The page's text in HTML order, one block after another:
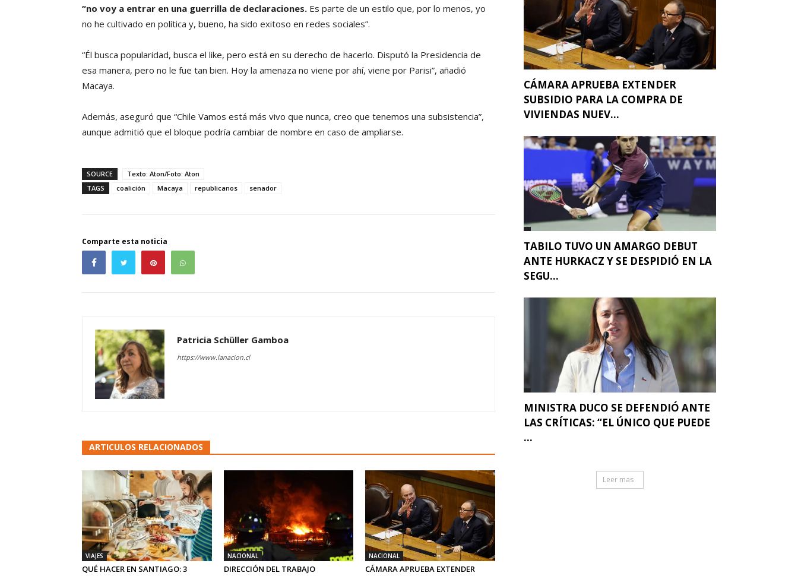
“no voy a entrar en una guerrilla de declaraciones. Es parte de un estilo que, por lo menos, yo
no he cultivado en política y, bueno, ha sido exitoso en redes sociales”.
“Él busca popularidad, busca el like, pero está en su derecho de hacerlo. Disputó la Presidencia de
esa manera, pero no le fue tan bien. Hoy la amenaza no viene por ahí, viene por Parisi”, añadió
Macaya.
Además, aseguró que “Chile Vamos está más vivo que nunca, creo que tenemos una subsistencia”,
aunque admitió que el bloque podría cambiar de nombre en caso de ampliarse.
SOURCE
Texto: Aton/Foto: Aton
TAGS
coalición Macaya republicanos senador
Comparte esta noticia
Patricia Schüller Gamboa
https://www.lanacion.cl
ARTICULOS RELACIONADOS
VIAJES
QUÉ HACER EN SANTIAGO: 3
NACIONAL
DIRECCIÓN DEL TRABAJO
NACIONAL
CÁMARA APRUEBA EXTENDER
CÁMARA APRUEBA EXTENDER
SUBSIDIO PARA LA COMPRA DE
VIVIENDAS NUEV...
TABILO TUVO UN AMARGO DEBUT
ANTE HURKACZ Y SE DESPIDIÓ EN LA
SEGU...
MINISTRA DUCO SE DEFENDIÓ ANTE
LAS CRÍTICAS: “EL ÚNICO QUE PUEDE
...
Leer mas